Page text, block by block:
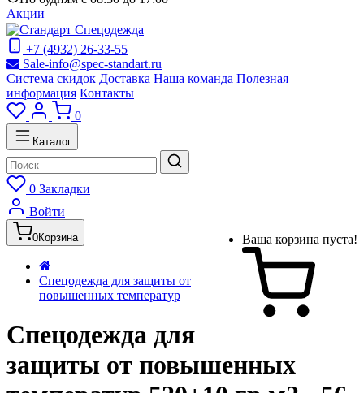
Акции
+7 (4932) 26-33-55
Sale-info@spec-standart.ru
Система скидок Доставка Наша команда Полезная
информация Контакты
0
Каталог
0 Закладки
Войти
0Корзина Ваша корзина пуста!
Спецодежда для защиты от
повышенных температур
Спецодежда для
защиты от повышенных